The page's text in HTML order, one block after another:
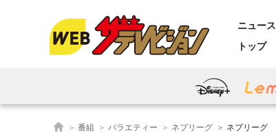
ニュース
トップ
番組 バラエティー ネプリーグ ネプリーグ